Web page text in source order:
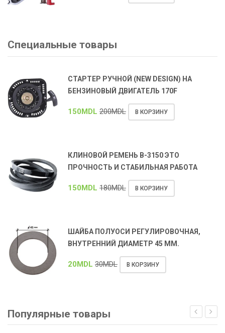
Специальные товары
СТАРТЕР РУЧНОЙ (NEW DESIGN) НА
БЕНЗИНОВЫЙ ДВИГАТЕЛЬ 170F
150MDL 200MDL В КОРЗИНУ
КЛИНОВОЙ РЕМЕНЬ В-3150 ЭТО
ПРОЧНОСТЬ И СТАБИЛЬНАЯ РАБОТА
150MDL 180MDL В КОРЗИНУ
ШАЙБА ПОЛУОСИ РЕГУЛИРОВОЧНАЯ,
ВНУТРЕННИЙ ДИАМЕТР 45 ММ.
20MDL 30MDL В КОРЗИНУ
Популярные товары